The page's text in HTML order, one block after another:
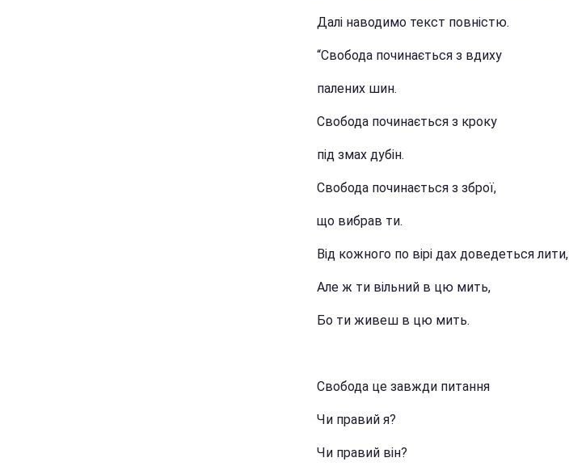
Далі наводимо текст повністю.
“Свобода починається з вдиху
палених шин.
Свобода починається з кроку
під змах дубін.
Свобода починається з зброї,
що вибрав ти.
Від кожного по вірі дах доведеться лити,
Але ж ти вільний в цю мить,
Бо ти живеш в цю мить.
Свобода це завжди питання
Чи правий я?
Чи правий він?